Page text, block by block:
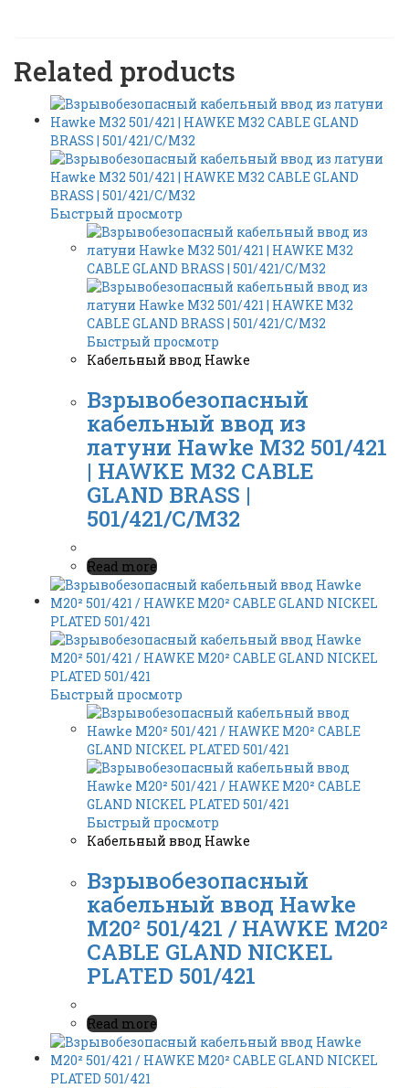
Related products
Быстрый просмотр
Быстрый просмотр
Кабельный ввод Hawke
Взрывобезопасный
кабельный ввод из
латуни Hawke M32 501/421
| HAWKE M32 CABLE
GLAND BRASS |
501/421/C/M32
Read more
Быстрый просмотр
Быстрый просмотр
Кабельный ввод Hawke
Взрывобезопасный
кабельный ввод Hawke
M20² 501/421 / HAWKE M20²
CABLE GLAND NICKEL
PLATED 501/421
Read more